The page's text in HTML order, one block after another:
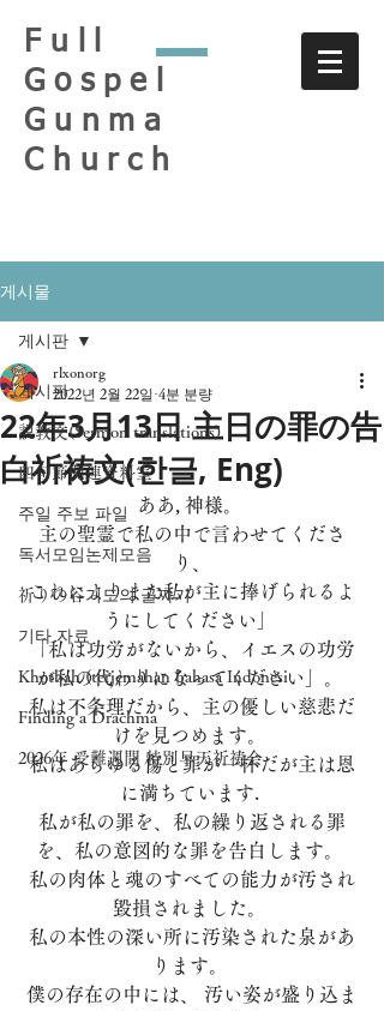
Full
Gospel
Gunma
Church
게시물
게시판
説教文(Sermon translations)
四旬節関連資料室
주일 주보 파일
독서모임논제모음
祈りの谷기도의 골짜기
기타 자료
Khotbah (terjemahan bahasa Indonesi
Finding a Drachma
2026年 受難週間 特別早天祈祷会
게시판
22年3月13日 主日の罪の告
白祈祷文(한글, Eng)
rlxonorg
2022년 2월 22일 4분 분량
ああ, 神様。
主の聖霊で私の中で言わせてくださ
り、
これによりまた私が主に捧げられるよ
うにしてください」
「私は功労がないから、イエスの功労
が私の代わりになってください」。
私は不条理だから、主の優しい慈悲だ
けを見つめます。
私はあらゆる傷と罪が一杯だが主は恩
に満ちています.
私が私の罪を、私の繰り返される罪
を、私の意図的な罪を告白します。
私の肉体と魂のすべての能力が汚され
毀損されました。
私の本性の深い所に汚染された泉があ
ります。
僕の存在の中には、 汚い姿が盛り込ま